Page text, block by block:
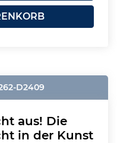
D2409
aus! Die
in der Kunst